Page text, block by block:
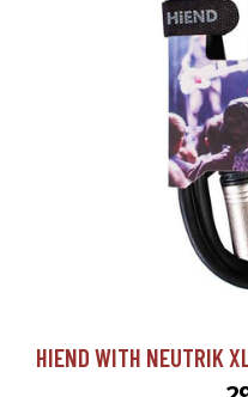
HIEND WITH NEUTRIK